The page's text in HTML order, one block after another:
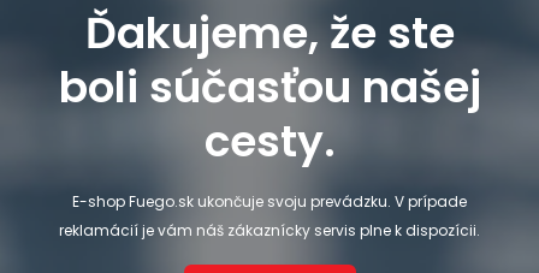
Ďakujeme, že ste
boli súčasťou našej
cesty.
E-shop Fuego.sk ukončuje svoju prevádzku. V prípade
reklamácií je vám náš zákaznícky servis plne k dispozícii.